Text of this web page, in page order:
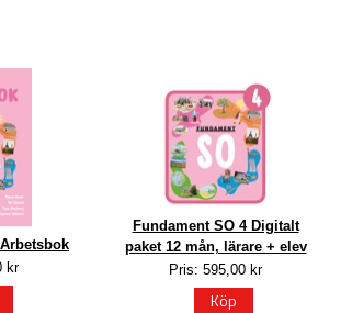
kr
Fundament SO 4 Digitalt
paket 12 mån, lärare + elev
Pris: 595,00 kr
Köp